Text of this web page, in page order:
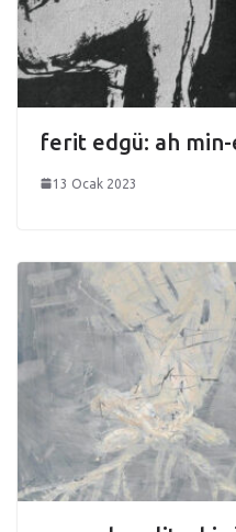
ferit edgü: ah min-
13 Ocak 2023